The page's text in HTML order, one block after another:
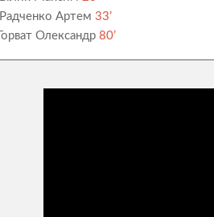
Радченко Артем 33’
Горват Олександр 80’